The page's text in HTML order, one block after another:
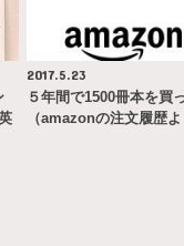
2017.5.23
５年間で1500冊本を買
（amazonの注文履歴